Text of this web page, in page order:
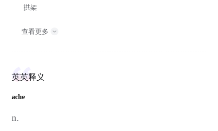
拱架
查看更多
英英释义
ache
n.